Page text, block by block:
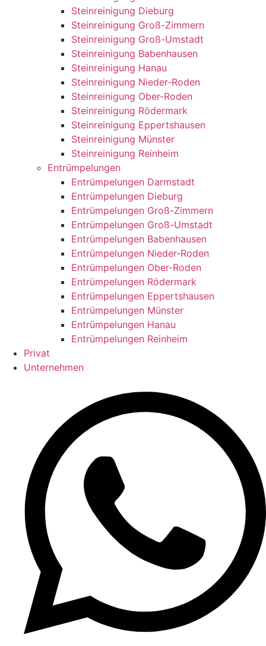
Steinreinigung Dieburg
Steinreinigung Groß-Zimmern
Steinreinigung Groß-Umstadt
Steinreinigung Babenhausen
Steinreinigung Hanau
Steinreinigung Nieder-Roden
Steinreinigung Ober-Roden
Steinreinigung Rödermark
Steinreinigung Eppertshausen
Steinreinigung Münster
Steinreinigung Reinheim
Entrümpelungen
Entrümpelungen Darmstadt
Entrümpelungen Dieburg
Entrümpelungen Groß-Zimmern
Entrümpelungen Groß-Umstadt
Entrümpelungen Babenhausen
Entrümpelungen Nieder-Roden
Entrümpelungen Ober-Roden
Entrümpelungen Rödermark
Entrümpelungen Eppertshausen
Entrümpelungen Münster
Entrümpelungen Hanau
Entrümpelungen Reinheim
Privat
Unternehmen